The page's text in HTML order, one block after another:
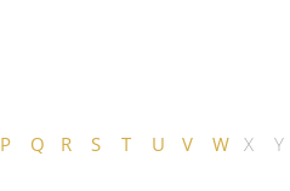
P Q R S T U V W X Y